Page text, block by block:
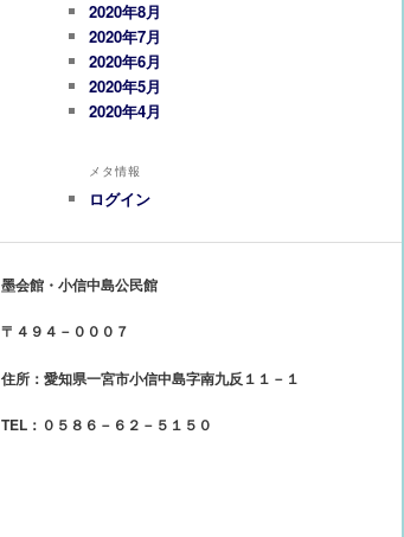
2020年8月
2020年7月
2020年6月
2020年5月
2020年4月
メタ情報
ログイン
墨会館・小信中島公民館
〒４９４－０００７
住所：愛知県一宮市小信中島字南九反１１－１
TEL：０５８６－６２－５１５０